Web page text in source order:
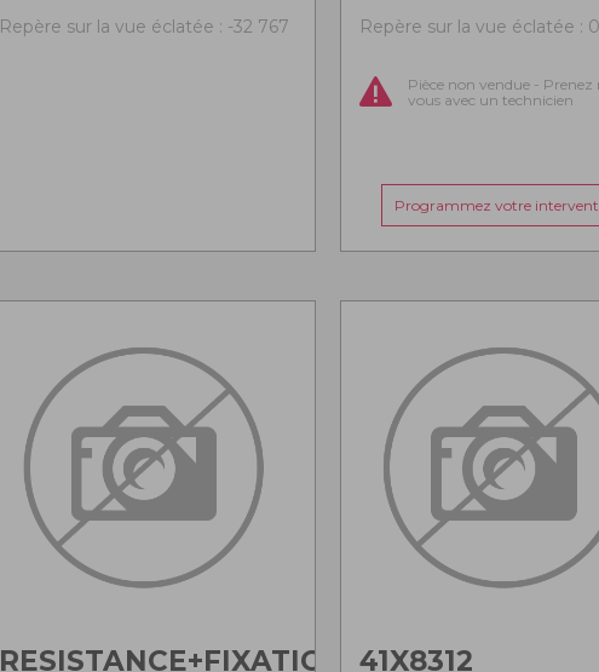
Repère sur la vue éclatée : -32 767 Repère sur la vue éclatée : 0
Pièce non vendue - Prenez
vous avec un technicien
Programmez votre
RESISTANCE+FIXATION 41X8312